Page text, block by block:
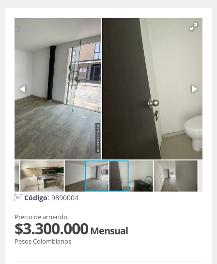
Código: 9890004
Precio de arriendo
$3.300.000Mensual
Pesos Colombianos